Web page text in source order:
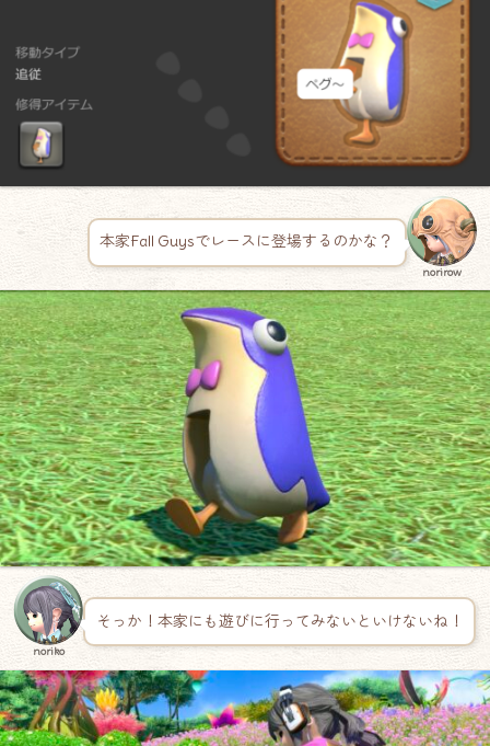
本家Fall Guysでレースに登場するのかな？
norirow
noriko
そっか！本家にも遊びに行ってみないといけないね！